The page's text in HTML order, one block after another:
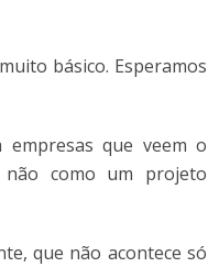
básico. Esperamos
que veem o
não como um projeto
que não acontece só